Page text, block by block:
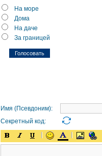
На море
Дома
На даче
За границей
Имя (Псевдоним):
Секретный код: